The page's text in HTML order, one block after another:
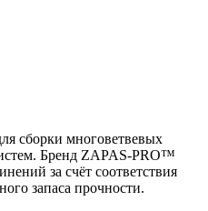
сборки многоветвевых
Бренд ZAPAS-PRO™
за счёт соответствия
запаса прочности.